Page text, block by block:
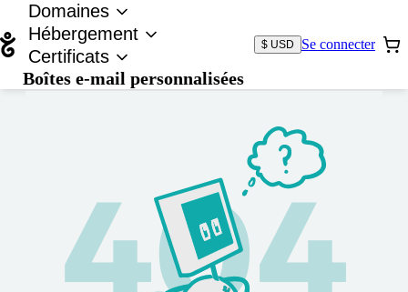
Domaines
Hébergement
Certificats
Boîtes e-mail personnalisées
$ USD Se connecter